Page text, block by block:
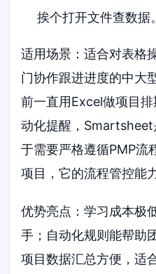
挨个打开文件查数据。
适用场景：适合对表格
门协作跟进进度的中大
前一直用Excel做项目
动化提醒，
于需要严格遵循PMP流
项目，它的流程管控能
优势亮点：学习成本极
手；自动化规则能帮助
项目数据汇总方便，适